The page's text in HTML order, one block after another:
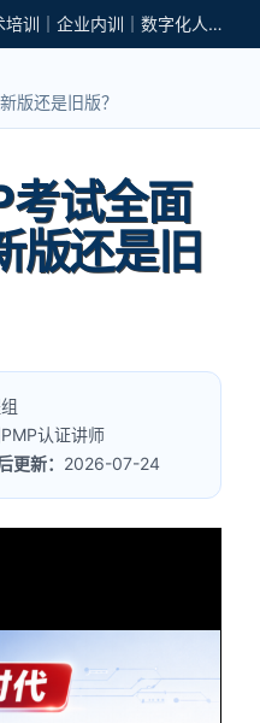
艾威培训｜职业认证培训｜IT技术培训｜企业内训｜数字化人才培养
版还是旧版？
试全面
版还是旧
认证讲师
更新： 2026-07-24